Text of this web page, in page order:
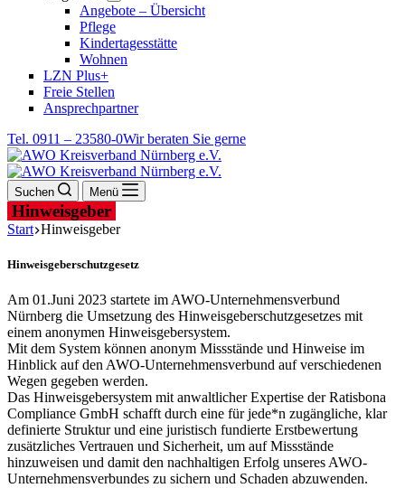
Angebote – Übersicht
Pflege
Kindertagesstätte
Wohnen
LZN Plus+
Freie Stellen
Ansprechpartner
Tel. 0911 – 23580-0Wir beraten Sie gerne
Suchen Menü
Hinweisgeber
Start Hinweisgeber
Hinweisgeberschutzgesetz
Am 01.Juni 2023 startete im AWO-Unternehmensverbund
Nürnberg die Umsetzung des Hinweisgeberschutzgesetzes mit
einem anonymen Hinweisgebersystem.
Mit dem System können anonym Missstände und Hinweise im
Hinblick auf den AWO-Unternehmensverbund auf verschiedenen
Wegen gegeben werden.
Das Hinweisgebersystem mit anwaltlicher Expertise der Ratisbona
Compliance GmbH schafft durch eine für jede*n zugängliche, klar
definierte Struktur und eine juristisch fundierte Erstbewertung
zusätzliches Vertrauen und Sicherheit, um auf Missstände
hinzuweisen und damit den nachhaltigen Erfolg unseres AWO-
Unternehmensverbundes zu sichern und Schaden abzuwenden.